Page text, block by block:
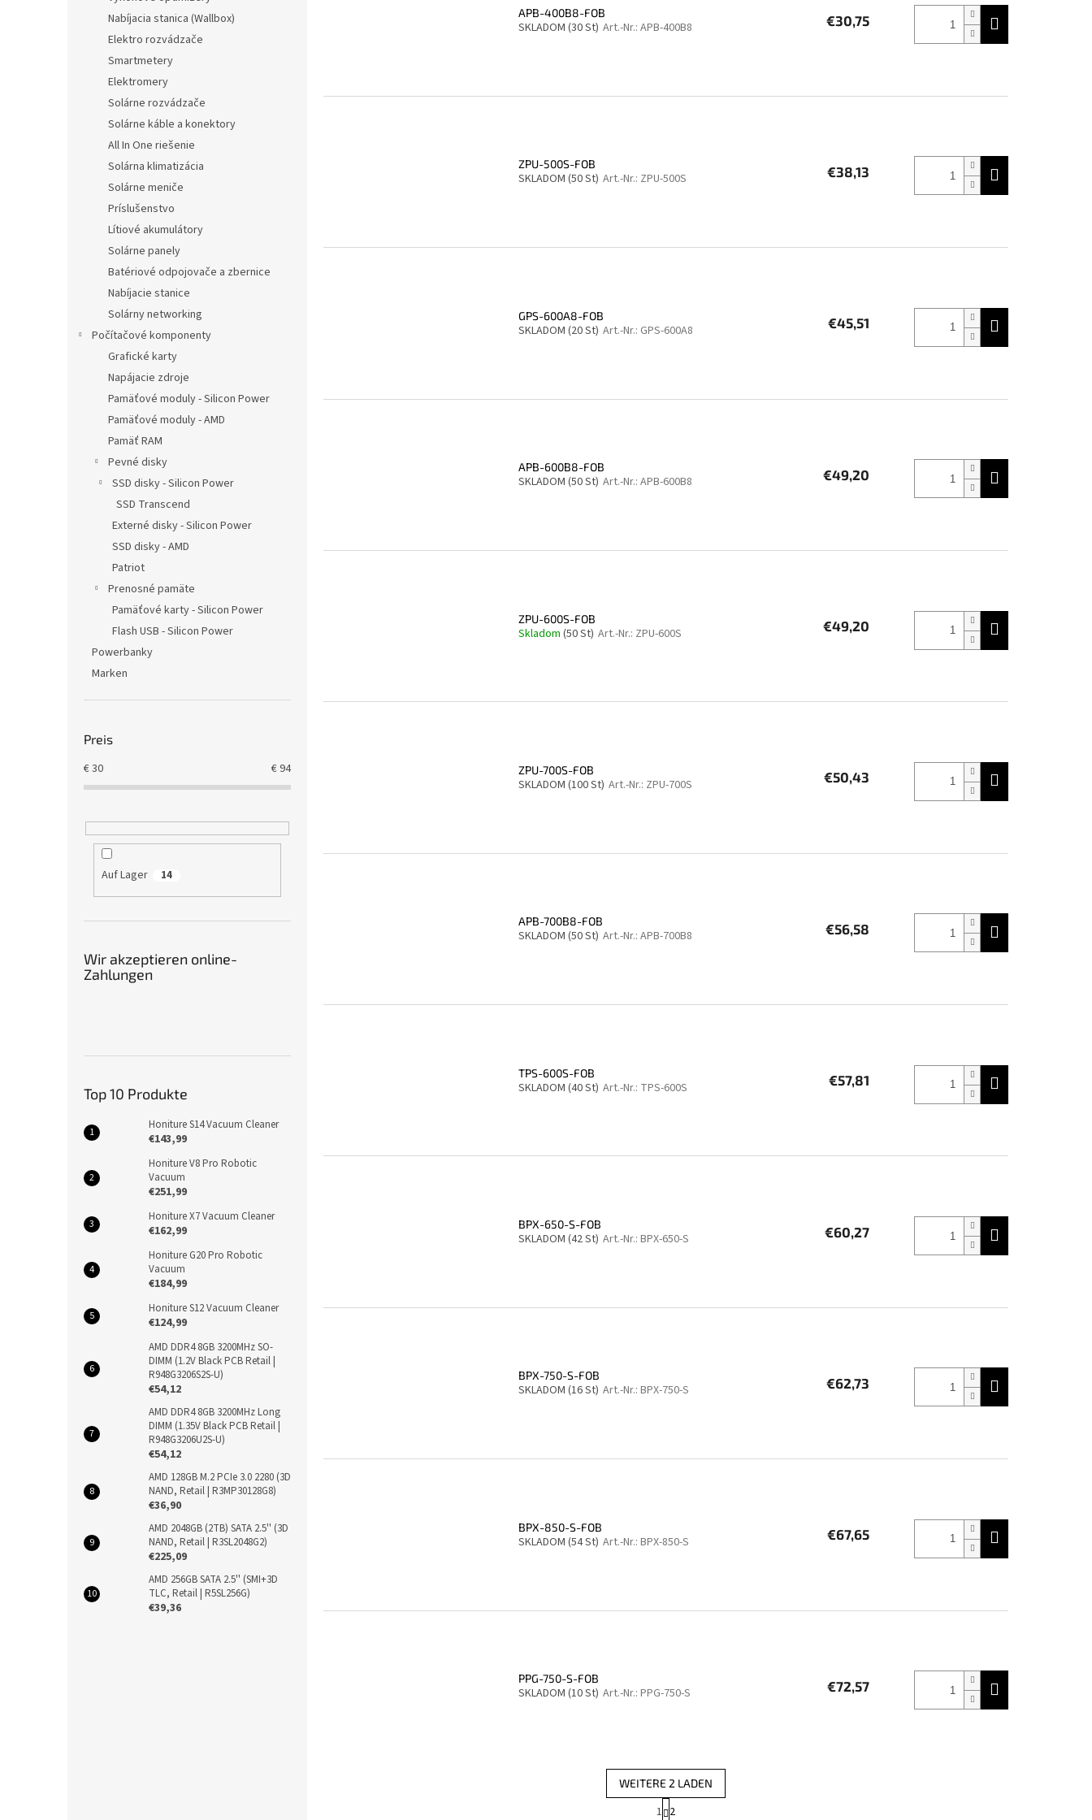
Nabíjacia stanica (Wallbox)
Elektro rozvádzače
Smartmetery
Elektromery
Solárne rozvádzače
Solárne káble a konektory
All In One riešenie
Solárna klimatizácia
Solárne meniče
Príslušenstvo
Lítiové akumulátory
Solárne panely
Batériové odpojovače a zbernice
Nabíjacie stanice
Solárny networking
Počítačové komponenty
Grafické karty
Napájacie zdroje
Pamäťové moduly - Silicon Power
Pamäťové moduly - AMD
Pamäť RAM
Pevné disky
SSD disky - Silicon Power
SSD Transcend
Externé disky - Silicon Power
SSD disky - AMD
Patriot
Prenosné pamäte
Pamäťové karty - Silicon Power
Flash USB - Silicon Power
Powerbanky
Marken
Preis
€30 €94
Auf Lager 14
Wir akzeptieren online-
Zahlungen
Top 10 Produkte
Honiture S14 Vacuum Cleaner
€143,99
Honiture V8 Pro Robotic
Vacuum
€251,99
Honiture X7 Vacuum Cleaner
€162,99
Honiture G20 Pro Robotic
Vacuum
€184,99
Honiture S12 Vacuum Cleaner
€124,99
AMD DDR4 8GB 3200MHz SO-
DIMM (1.2V Black PCB Retail |
R948G3206S2S-U)
€54,12
AMD DDR4 8GB 3200MHz Long
DIMM (1.35V Black PCB Retail |
R948G3206U2S-U)
€54,12
AMD 128GB M.2 PCIe 3.0 2280 (3D
NAND, Retail | R3MP30128G8)
€36,90
AMD 2048GB (2TB) SATA 2.5'' (3D
NAND, Retail | R3SL2048G2)
€225,09
AMD 256GB SATA 2.5'' (SMI+3D
TLC, Retail | R5SL256G)
€39,36
e
P
APB-400B8-FOB
SKLADOM (30 St) Art.-Nr.: APB-400B8 €30,75
ZPU-500S-FOB
SKLADOM (50 St) Art.-Nr.: ZPU-500S €38,13
GPS-600A8-FOB
SKLADOM (20 St) Art.-Nr.: GPS-600A8 €45,51
APB-600B8-FOB
SKLADOM (50 St) Art.-Nr.: APB-600B8 €49,20
ZPU-600S-FOB
Skladom (50 St) Art.-Nr.: ZPU-600S €49,20
ZPU-700S-FOB
SKLADOM (100 St) Art.-Nr.: ZPU-700S €50,43
APB-700B8-FOB
SKLADOM (50 St) Art.-Nr.: APB-700B8 €56,58
TPS-600S-FOB
SKLADOM (40 St) Art.-Nr.: TPS-600S €57,81
BPX-650-S-FOB
SKLADOM (42 St) Art.-Nr.: BPX-650-S €60,27
BPX-750-S-FOB
SKLADOM (16 St) Art.-Nr.: BPX-750-S €62,73
BPX-850-S-FOB
SKLADOM (54 St) Art.-Nr.: BPX-850-S €67,65
PPG-750-S-FOB
SKLADOM (10 St) Art.-Nr.: PPG-750-S €72,57
WEITERE 2 LADEN
P
1 2